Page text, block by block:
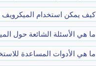
كيف يمكن استخدام
ما هي الأسئلة الشائعة حول
ما هي الأدوات المساعدة